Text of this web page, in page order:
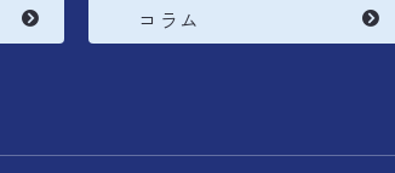
コラム